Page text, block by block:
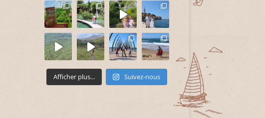
Afficher plus... Suivez-nous